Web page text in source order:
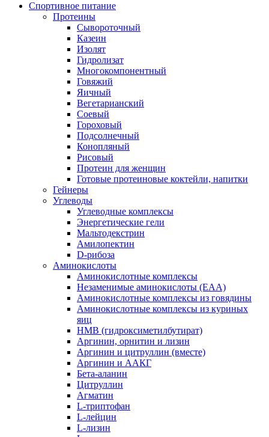
Спортивное питание
Протеины
Сывороточный
Казеин
Изолят
Гидролизат
Многокомпонентный
Говяжий
Яичный
Вегетарианский
Соевый
Гороховый
Подсолнечный
Конопляный
Рисовый
Протеин для женщин
Готовые протеиновые коктейли, напитки
Гейнеры
Углеводы
Углеводные комплексы
Энергетические гели
Мальтодекстрин
Амилопектин
D-рибоза
Аминокислоты
Аминокислотные комплексы
Незаменимые аминокислоты (EAA)
Аминокислотные комплексы из говядины
Аминокислотные комплексы из куриных
яиц
HMB (гидроксиметилбутират)
Аргинин, орнитин и лизин
Аргинин и цитруллин (вместе)
Аргинин и ААКГ
Бета-аланин
Цитруллин
Агматин
L-триптофан
L-лейцин
L-лизин